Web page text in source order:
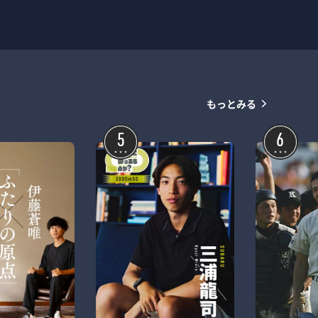
もっとみる
5 6